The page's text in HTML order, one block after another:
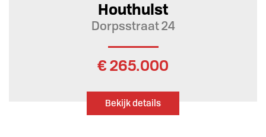
Houthulst
Dorpsstraat 24
€ 265.000
Bekijk details